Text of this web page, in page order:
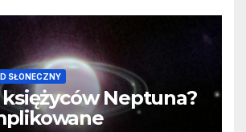
SŁONECZNY
Neptuna?